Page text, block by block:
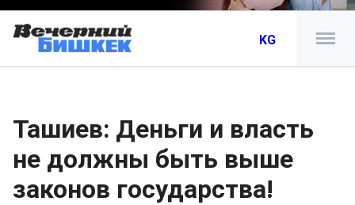
KG
Ташиев: Деньги и власть
не должны быть выше
законов государства!